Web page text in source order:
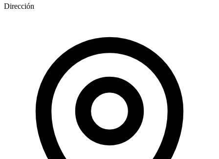
Dirección